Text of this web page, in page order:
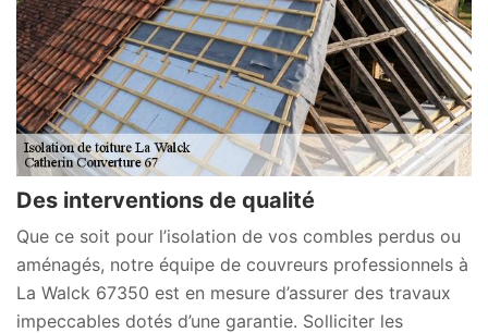
Des interventions de qualité
Que ce soit pour l’isolation de vos combles perdus ou
aménagés, notre équipe de couvreurs professionnels à
La Walck 67350 est en mesure d’assurer des travaux
impeccables dotés d’une garantie. Solliciter les